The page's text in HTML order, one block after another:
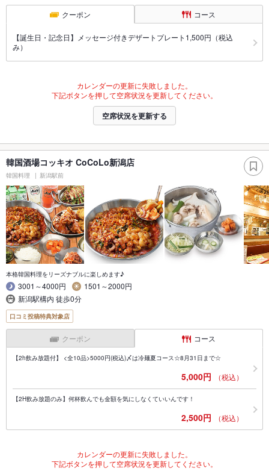
クーポン コース
【誕生日・記念日】メッセージ付きデザートプレート1,500円（税込
み）
カレンダーの更新に失敗しました。
下記ボタンを押して空席状況を更新してください。
空席状況を更新する
韓国酒場コッキオ CoCoLo新潟店
韓国料理 新潟駅前
本格韓国料理をリーズナブルに楽しめます♪
3001～4000円
1501～2000円
新潟駅構内 徒歩0分
口コミ投稿特典対象店
クーポン コース
【2h飲み放題付】 <全10品>5000円(税込)〆は冷麺夏コース☆8月31日まで☆
5,000円 （税込）
【2H飲み放題のみ】何杯飲んでも金額を気にしなくていいんです！
2,500円 （税込）
カレンダーの更新に失敗しました。
下記ボタンを押して空席状況を更新してください。